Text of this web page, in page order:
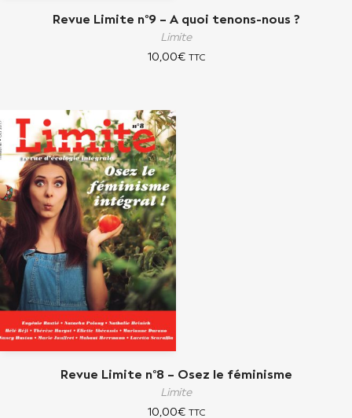
Revue Limite n°9 – A quoi tenons-nous ?
Limite
10,00€ TTC
Revue Limite n°8 – Osez le féminisme
Limite
10,00€ TTC